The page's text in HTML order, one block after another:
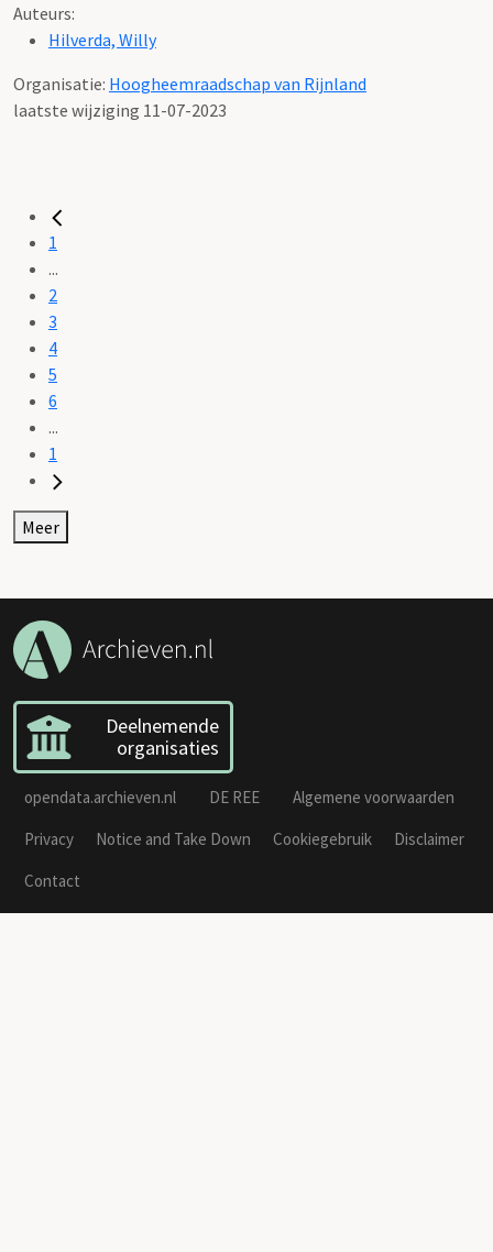
Auteurs:
Hilverda, Willy
Organisatie: Hoogheemraadschap van Rijnland
laatste wijziging 11-07-2023
1
...
2
3
4
5
6
...
1
Meer
Deelnemende
organisaties
opendata.archieven.nl DE REE
Algemene voorwaarden
Privacy
Notice and Take Down Cookiegebruik
Disclaimer
Contact